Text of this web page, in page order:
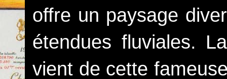
offre un paysage
étendues fluviales.
vient de cette